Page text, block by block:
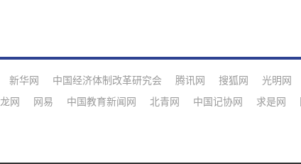
新华网 中国经济体制改革研究会 腾讯网 搜狐网 光明网
网 网易 中国教育新闻网 北青网 中国记协网 求是网